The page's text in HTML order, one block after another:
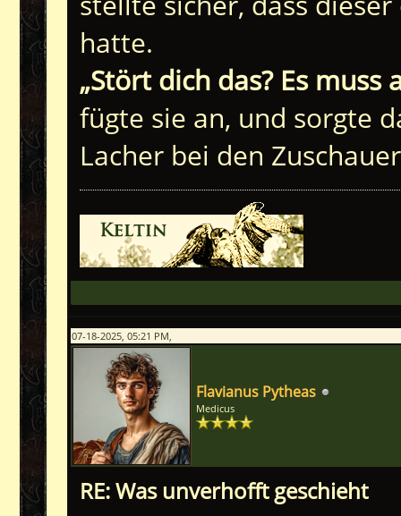
hatte.
„Stört dich das? Es
fügte sie an, und sorgte
Lacher bei den
07-18-2025, 05:21 PM,
Flavianus Pytheas
Medicus
RE: Was unverhofft geschieht